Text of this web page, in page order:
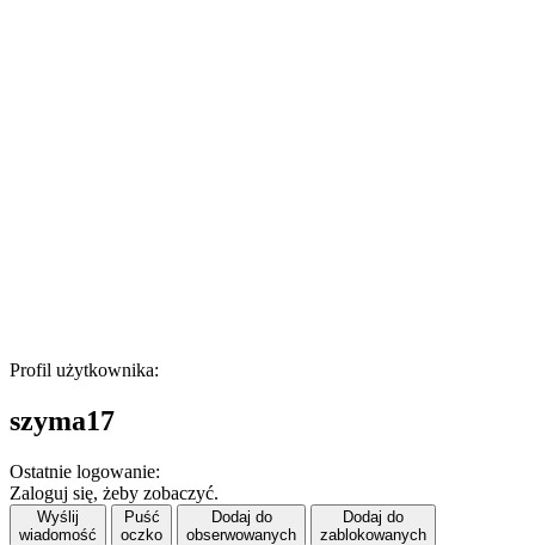
Profil użytkownika:
szyma17
Ostatnie logowanie:
Zaloguj się, żeby zobaczyć.
Wyślij
wiadomość
Puść
oczko
Dodaj do
obserwowanych
Dodaj do
zablokowanych